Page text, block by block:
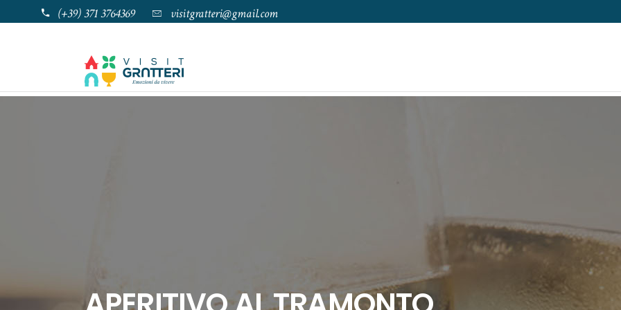
(+39) 371 3764369 visitgratteri@gmail.com